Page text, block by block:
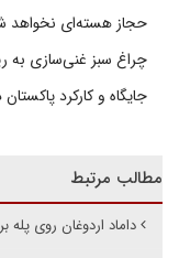
حجاز هسته‌ای نخواهد
چراغ سبز غنی‌سازی به
جایگاه و کارکرد
مطالب مرتبط
داماد اردوغان روی پله‌